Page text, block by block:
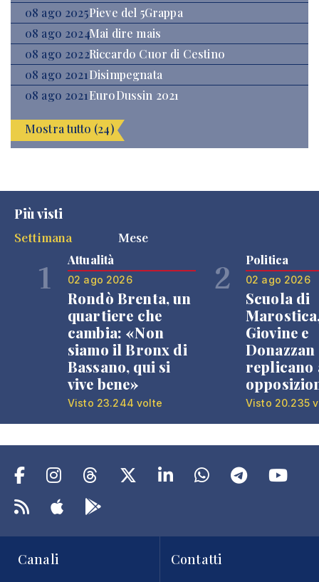
08 ago 2025Pieve del 5Grappa
08 ago 2024Mai dire mais
08 ago 2022Riccardo Cuor di Cestino
08 ago 2021Disimpegnata
08 ago 2021EuroDussin 2021
Mostra tutto (24)
Più visti
Settimana
Mese
1 Attualità
02 ago 2026
Rondò Brenta, un
quartiere che
cambia: «Non
siamo il Bronx di
Bassano, qui si
vive bene»
Visto 23.244 volte
2 Politica
02 ago 2026
Scuola di
Giovine e
Donazzan
replicano
Visto 20.235
Canali Contatti